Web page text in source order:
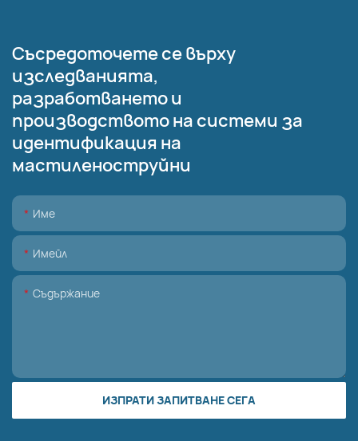
Съсредоточете се върху
изследванията,
разработването и
производството на системи за
идентификация на
мастиленоструйни
Име
Имейл
Съдържание
ИЗПРАТИ ЗАПИТВАНЕ СЕГА